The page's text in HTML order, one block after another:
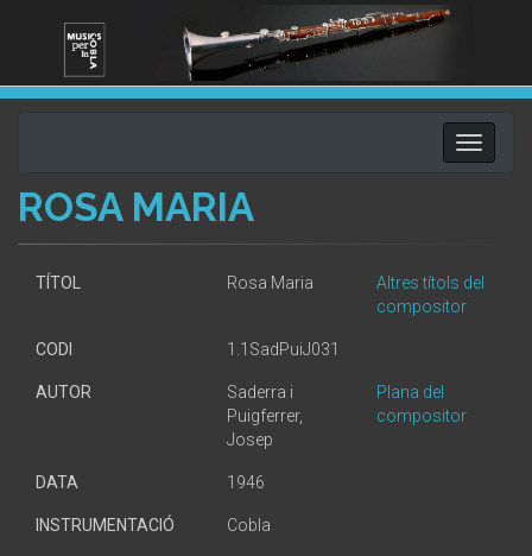
Toggle
ROSA MARIA
TÍTOL Rosa Maria
Altres títols del
compositor
CODI 1.1SadPuiJ031
AUTOR
Saderra i
Puigferrer,
Josep
Plana del
compositor
DATA 1946
INSTRUMENTACIÓ Cobla